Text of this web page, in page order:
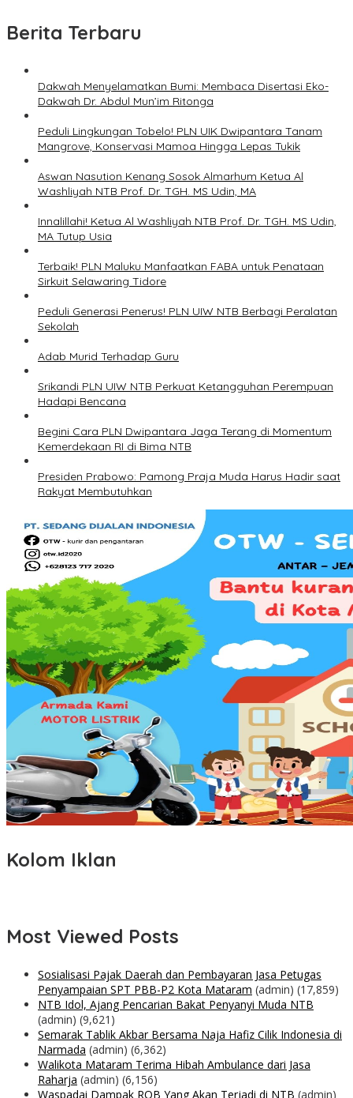
Berita Terbaru
Dakwah Menyelamatkan Bumi: Membaca Disertasi Eko-
Dakwah Dr. Abdul Mun’im Ritonga
Peduli Lingkungan Tobelo! PLN UIK Dwipantara Tanam
Mangrove, Konservasi Mamoa Hingga Lepas Tukik
Aswan Nasution Kenang Sosok Almarhum Ketua Al
Washliyah NTB Prof. Dr. TGH. MS Udin, MA
Innalillahi! Ketua Al Washliyah NTB Prof. Dr. TGH. MS Udin,
MA Tutup Usia
Terbaik! PLN Maluku Manfaatkan FABA untuk Penataan
Sirkuit Selawaring Tidore
Peduli Generasi Penerus! PLN UIW NTB Berbagi Peralatan
Sekolah
Adab Murid Terhadap Guru
Srikandi PLN UIW NTB Perkuat Ketangguhan Perempuan
Hadapi Bencana
Begini Cara PLN Dwipantara Jaga Terang di Momentum
Kemerdekaan RI di Bima NTB
Presiden Prabowo: Pamong Praja Muda Harus Hadir saat
Rakyat Membutuhkan
Kolom Iklan
Most Viewed Posts
Sosialisasi Pajak Daerah dan Pembayaran Jasa Petugas
Penyampaian SPT PBB-P2 Kota Mataram (admin) (17,859)
NTB Idol, Ajang Pencarian Bakat Penyanyi Muda NTB
(admin) (9,621)
Semarak Tablik Akbar Bersama Naja Hafiz Cilik Indonesia di
Narmada (admin) (6,362)
Walikota Mataram Terima Hibah Ambulance dari Jasa
Raharja (admin) (6,156)
Waspadai Dampak ROB Yang Akan Terjadi di NTB (admin)